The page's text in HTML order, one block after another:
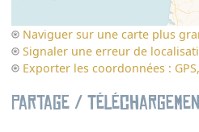
Naviguer sur une carte plus
Signaler une erreur de
Exporter les coordonnées :
Partage /